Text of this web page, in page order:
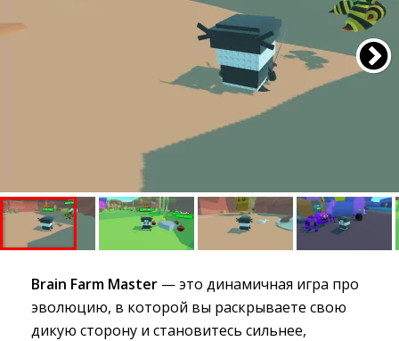
Brain Farm Master — это динамичная игра про
эволюцию, в которой вы раскрываете свою
дикую сторону и становитесь сильнее,